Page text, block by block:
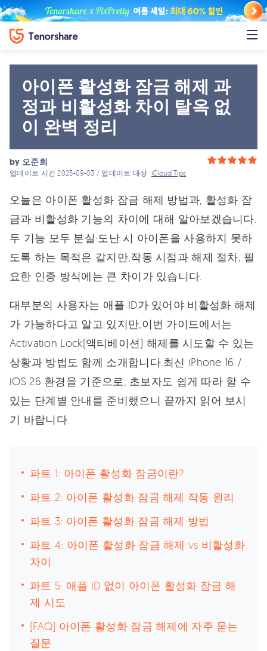
아이폰 활성화 잠금 해제 과
정과 비활성화 차이 탈옥 없
이 완벽 정리
by 오준희
업데이트 시간 2025-09-03 / 업데이트 대상iCloud Tips
오늘은 아이폰 활성화 잠금 해제 방법과, 활성화 잠
금과 비활성화 기능의 차이에 대해 알아보겠습니다.
두 기능 모두 분실·도난 시 아이폰을 사용하지 못하
도록 하는 목적은 같지만,작동 시점과 해제 절차, 필
요한 인증 방식에는 큰 차이가 있습니다.
대부분의 사용자는 애플 ID가 있어야 비활성화 해제
가 가능하다고 알고 있지만,이번 가이드에서는
Activation Lock(액티베이션) 해제를 시도할 수 있는
상황과 방법도 함께 소개합니다.최신 iPhone 16 /
iOS 26 환경을 기준으로, 초보자도 쉽게 따라 할 수
있는 단계별 안내를 준비했으니 끝까지 읽어 보시
기 바랍니다.
파트 1: 아이폰 활성화 잠금이란?
파트 2: 아이폰 활성화 잠금 해제 작동 원리
파트 3: 아이폰 활성화 잠금 해제 방법
파트 4: 아이폰 활성화 잠금 해제 vs 비활성화
차이
파트 5: 애플 ID 없이 아이폰 활성화 잠금 해
제 시도
[FAQ] 아이폰 활성화 잠금 해제에 자주 묻는
질문